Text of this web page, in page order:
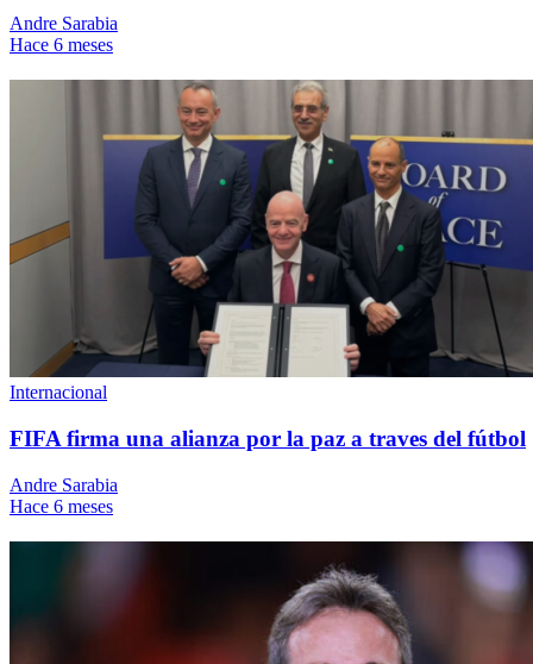
Andre Sarabia
Hace 6 meses
Internacional
FIFA firma una alianza por la paz a traves del fútbol
Andre Sarabia
Hace 6 meses